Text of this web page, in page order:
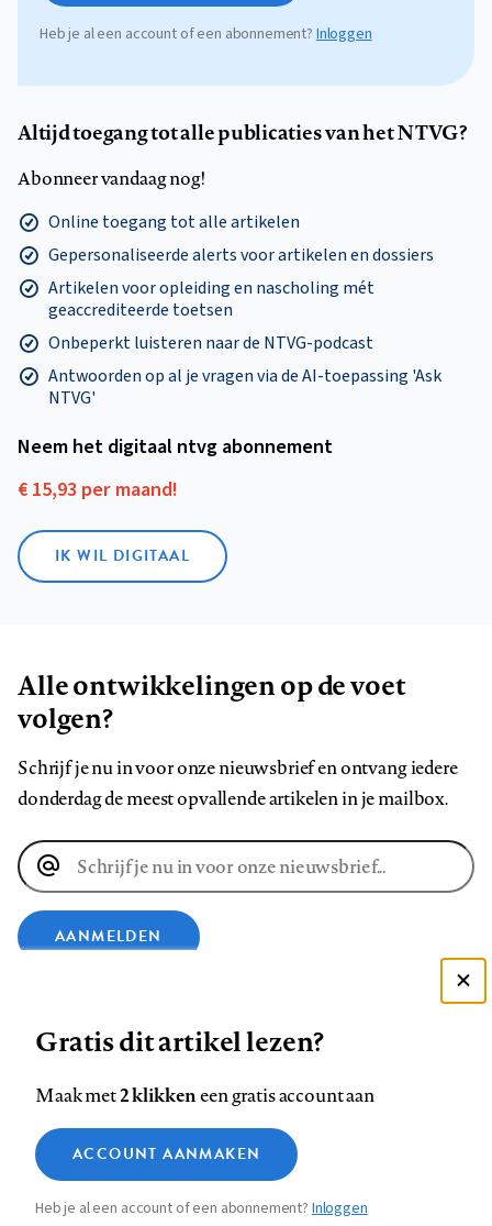
Heb je al een account of een abonnement?Inloggen
Altijd toegang tot alle publicaties van het NTVG?
Abonneer vandaag nog!
Online toegang tot alle artikelen
Gepersonaliseerde alerts voor artikelen en dossiers
Artikelen voor opleiding en nascholing mét
geaccrediteerde toetsen
Onbeperkt luisteren naar de NTVG-podcast
Antwoorden op al je vragen via de AI-toepassing 'Ask
NTVG'
Neem het digitaal ntvg abonnement
€ 15,93 per maand!
IK WIL DIGITAAL
Alle ontwikkelingen op de voet
volgen?
Schrijf je nu in voor onze nieuwsbrief en ontvang iedere
donderdag de meest opvallende artikelen in je mailbox.
E-
mailadres
AANMELDEN
op
Facebook
op
LinkedIn
op
Bluesky
ons
op
InstagramYouTube
Footer
Contact Colofon Disclaimer Privacy
Medische vragen verdienen
betrouwbare antwoorden
Zie onze cookie policy
Analytische cookies
Marketing cookies
Gratis dit artikel lezen?
Maak met2 klikkeneen gratis account aan
ACCOUNT AANMAKEN
Heb je al een account of een abonnement?Inloggen